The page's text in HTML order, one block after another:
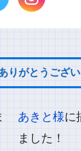
りがとうござい
あきと様に
ました！